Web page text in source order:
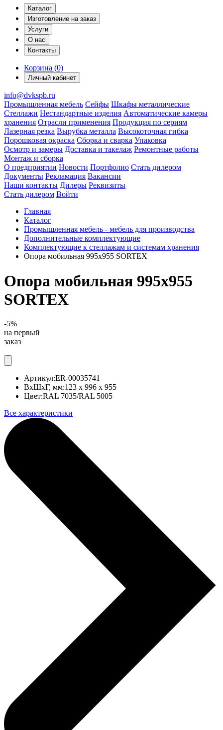
Каталог
Изготовление на заказ
Услуги
О нас
Контакты
Корзина (0)
Личный кабинет
info@dvkspb.ru
Промышленная мебель Сейфы Шкафы металлические
Стеллажи Нестандартные изделия Автоматические камеры
хранения Отрасли применения Продукция по сериям
Лазерная резка Вырубка металла Высокоточная гибка
Порошковая окраска Сборка и сварка Упаковка
Осмотр и замеры Доставка и такелаж Ремонтные работы
Монтаж и сборка
О предприятии Новости Портфолио Стать дилером
Документы Рекламация Вакансии
Наши контакты Дилеры Реквизиты
Стать дилером Войти
Главная
Каталог
Промышленная мебель - мебель для производства
Дополнительные комплектующие
Комплектующие к стеллажам и системам хранения
Опора мобильная 995х955 SORTEX
Опора мобильная 995х955
SORTEX
-5%
на первый
заказ
Артикул:ER-00035741
ВхШхГ, мм:123 x 996 x 955
Цвет:RAL 7035/RAL 5005
Все характеристики